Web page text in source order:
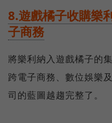
8.遊戲橘子收購樂
子商務
將樂利納入遊戲橘子的
跨電子商務、數位娛樂
司的藍圖越趨完整了。